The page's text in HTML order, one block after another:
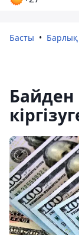
Басты
Байден